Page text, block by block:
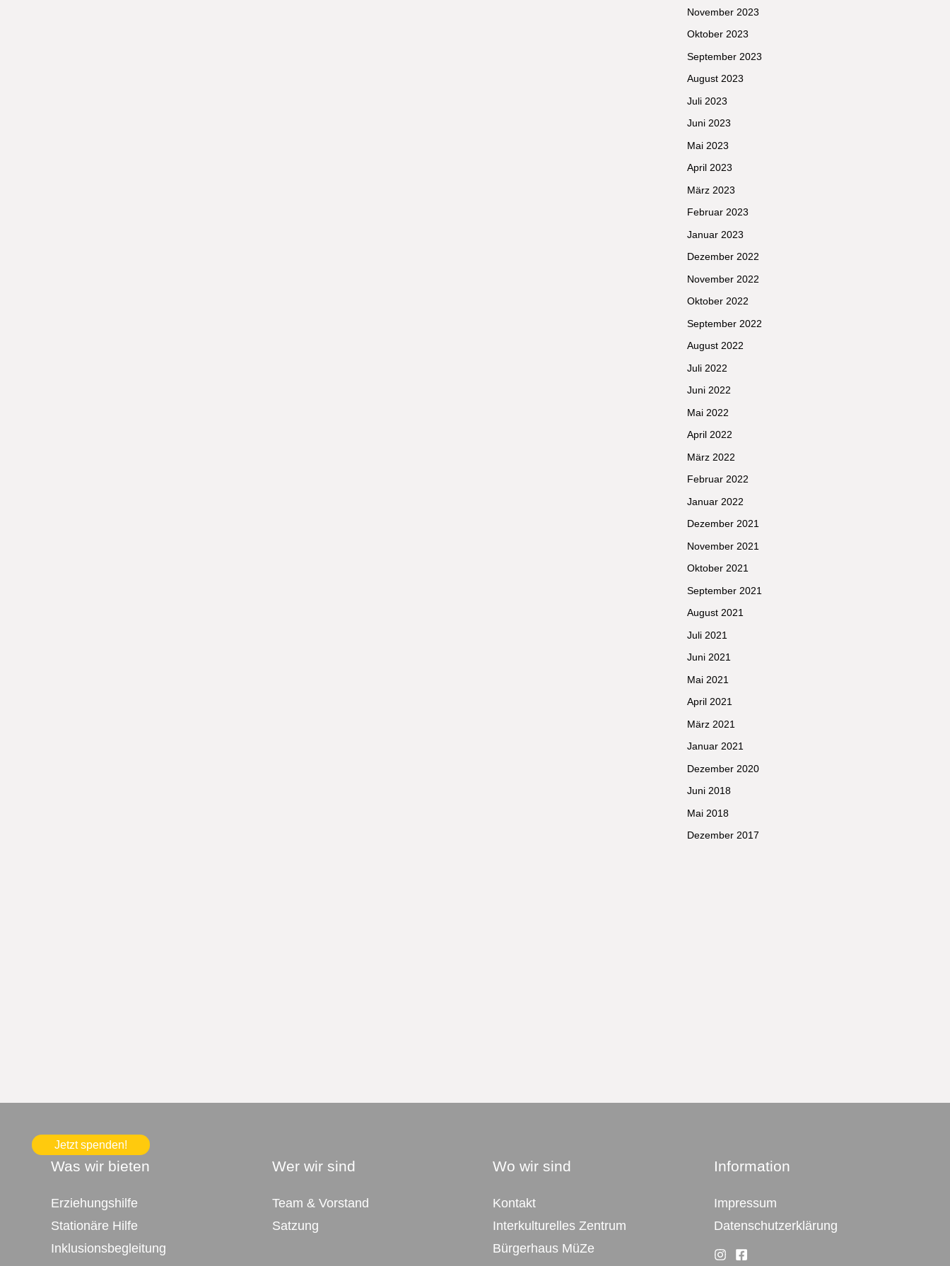
November 2023
Oktober 2023
September 2023
August 2023
Juli 2023
Juni 2023
Mai 2023
April 2023
März 2023
Februar 2023
Januar 2023
Dezember 2022
November 2022
Oktober 2022
September 2022
August 2022
Juli 2022
Juni 2022
Mai 2022
April 2022
März 2022
Februar 2022
Januar 2022
Dezember 2021
November 2021
Oktober 2021
September 2021
August 2021
Juli 2021
Juni 2021
Mai 2021
April 2021
März 2021
Januar 2021
Dezember 2020
Juni 2018
Mai 2018
Dezember 2017
Jetzt spenden!
Was wir bieten
Erziehungshilfe
Stationäre Hilfe
Inklusionsbegleitung
Wer wir sind
Team & Vorstand
Satzung
Wo wir sind
Kontakt
Interkulturelles Zentrum
Bürgerhaus MüZe
Information
Impressum
Datenschutzerklärung